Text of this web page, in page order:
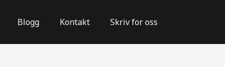
Blogg Kontakt Skriv for oss